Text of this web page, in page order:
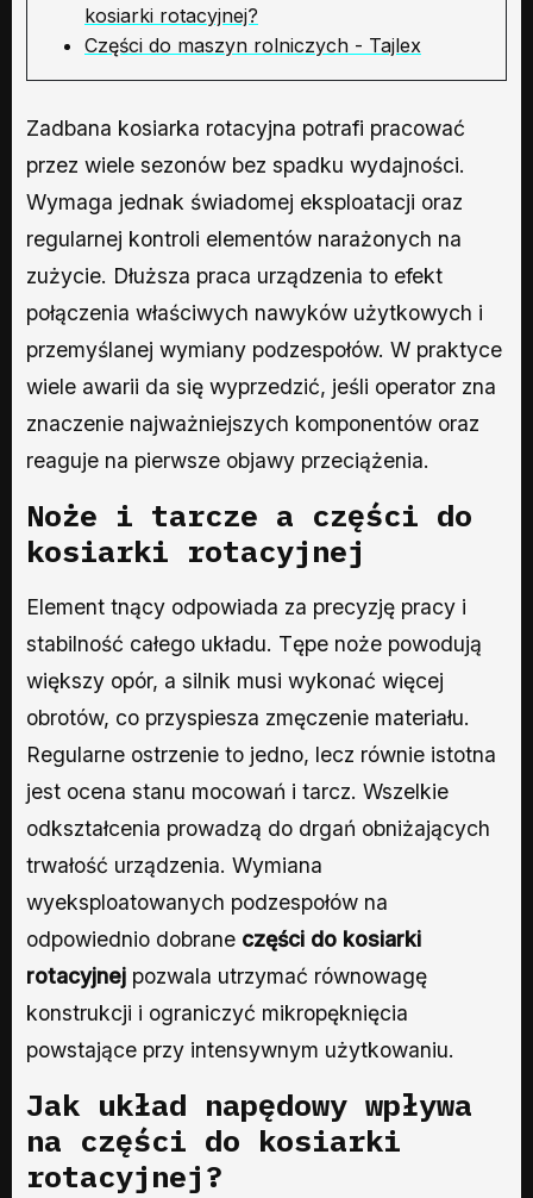
kosiarki rotacyjnej?
Części do maszyn rolniczych - Tajlex
Zadbana kosiarka rotacyjna potrafi pracować
przez wiele sezonów bez spadku wydajności.
Wymaga jednak świadomej eksploatacji oraz
regularnej kontroli elementów narażonych na
zużycie. Dłuższa praca urządzenia to efekt
połączenia właściwych nawyków użytkowych i
przemyślanej wymiany podzespołów. W praktyce
wiele awarii da się wyprzedzić, jeśli operator zna
znaczenie najważniejszych komponentów oraz
reaguje na pierwsze objawy przeciążenia.
Noże i tarcze a części do
kosiarki rotacyjnej
Element tnący odpowiada za precyzję pracy i
stabilność całego układu. Tępe noże powodują
większy opór, a silnik musi wykonać więcej
obrotów, co przyspiesza zmęczenie materiału.
Regularne ostrzenie to jedno, lecz równie istotna
jest ocena stanu mocowań i tarcz. Wszelkie
odkształcenia prowadzą do drgań obniżających
trwałość urządzenia. Wymiana
wyeksploatowanych podzespołów na
odpowiednio dobrane części do kosiarki
rotacyjnej pozwala utrzymać równowagę
konstrukcji i ograniczyć mikropęknięcia
powstające przy intensywnym użytkowaniu.
Jak układ napędowy wpływa
na części do kosiarki
rotacyjnej?